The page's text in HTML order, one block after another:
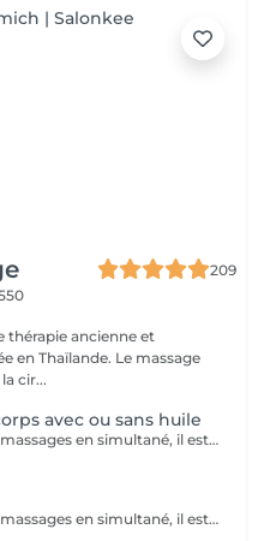
209
thérapie ancienne et
en Thaïlande. Le massage
cir...
avec ou sans huile
Attention : Pour réserver deux massages en simultané, il est nécessaire de procéder à deux réservations séparées. Ajouter deux services dans une seule réservation entraînera la programmation des rendez-vous l'un après l'autre, et non en même temps. Si besoin, vous pouvez également nous contacter par téléphone au 691 603 983. Merci !
Attention : Pour réserver deux massages en simultané, il est nécessaire de procéder à deux réservations séparées. Ajouter deux services dans une seule réservation entraînera la programmation des rendez-vous l'un après l'autre, et non en même temps. Si besoin, vous pouvez également nous contacter par téléphone au 691 603 983. Merci !